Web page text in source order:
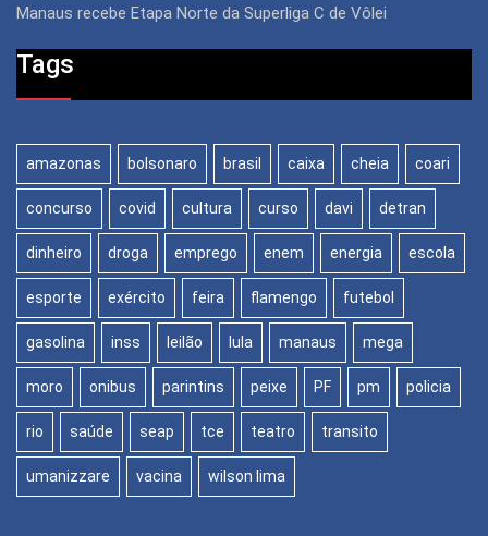
Manaus recebe Etapa Norte da Superliga C de Vôlei
Tags
amazonas bolsonaro brasil caixa cheia coari
concurso covid cultura curso davi detran
dinheiro droga emprego enem energia escola
esporte exército feira flamengo futebol
gasolina inss leilão lula manaus mega
moro onibus parintins peixe PF pm policia
rio saúde seap tce teatro transito
umanizzare vacina wilson lima